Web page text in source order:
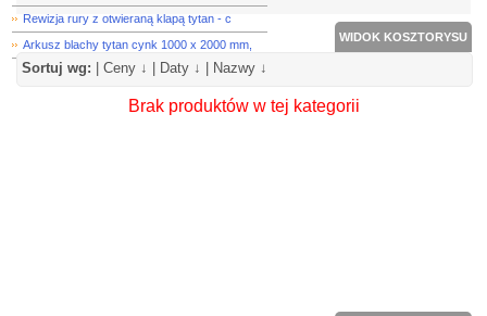
Rewizja rury z otwieraną klapą tytan - c
Arkusz blachy tytan cynk 1000 x 2000 mm,
WIDOK KOSZTORYSU
Sortuj wg: |Ceny ↓ Daty ↓ Nazwy ↓
Brak produktów w tej kategorii